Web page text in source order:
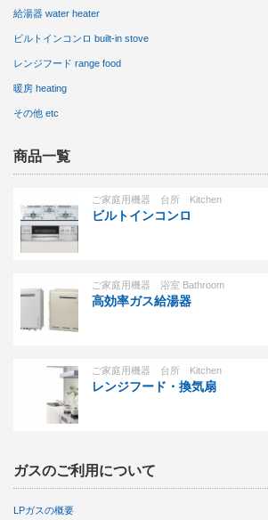
給湯器 water heater
ビルトインコンロ built-in stove
レンジフード range food
暖房 heating
その他 etc
商品一覧
ご家庭用機器 台所 Kitchen
ビルトインコンロ
ご家庭用機器 浴室 Bathroom
高効率ガス給湯器
ご家庭用機器 台所 Kitchen
レンジフード・換気扇
ガスのご利用について
LPガスの概要